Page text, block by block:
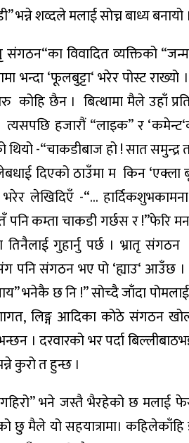
”भन्नेशव्दलेमलाईसोच्नबाध्यबनायो ।
संगठन“काविवादितव्यक्तिको“जन्म
भन्दा‘फूलबुट्टा‘भरेरपोस्टराख्यो ।
कोहिछैन । बित्थामामैलेउहाँ
त्यसपछि हजारौं“लाइक”र‘कमेन्ट‘
थियो-“चाकडीबाजहो!सातसमुन्द्र
बधाईदिएकोठाउँमाम किन‘एक्ला
भरेर लेखिदिएँ -“…हार्दिकशुभकामना
पनिकम्ताचाकडीगर्छसर!”फेरि
तिनैलाई गुहार्नु पर्छ । भ्रातृ संगठन
पनिसंगठनभएपो‘ह्याउ‘ आउँछ ।
”भनेकैछनि!”सोच्दैजाँदापोमलाई
, लिङ्ग आदिका कोठे संगठन
। दरवारकोभरपर्दाबिल्लीबाठ
कुरोतहुन्छ ।
गहिरो”भने जस्तैभैरहेकोछमलाई
छुमैलेयोसहयात्रामा। कहिलेकाँहि